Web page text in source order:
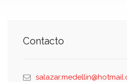
Contacto